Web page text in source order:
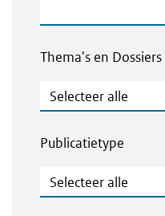
Thema's en Dossiers
Thema's en Dossiers
Publicatietype
Publicatietype